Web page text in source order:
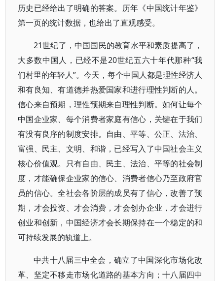
历史已经给出了明确的答案。历年《中国统计年鉴》
第一页的统计数据，也给出了直观感受。
21世纪了，中国国民的教育水平和素质提高了，
大多数中国人，已经不是20世纪五六十年代那种“我
们村里的年轻人”。今天，每个中国人都是理性经济人
和有良知、有道德并热爱国家和进行理性判断的人。
信心来自预期，理性预期来自理性判断。如何让每个
中国企业家、每个消费者家庭有信心，关键在于我们
有没有良序的制度安排。自由、平等、公正、法治、
富强、民主、文明、和谐，已经写入了中国社会主义
核心价值观。只有自由、民主、法治、平等的社会制
度，才能确保企业家的信心、消费者信心乃至政府官
员的信心。全社会各阶层的成员有了信心，改善了预
期，才会投资、才会消费，才会创办企业，才会进行
创业和创新，中国经济才会长期保持在一个稳定的和
可持续发展的轨道上。
中共十八届三中全会，确立了中国深化市场化改
革、坚定不移走市场化道路的基本方向；十八届四中